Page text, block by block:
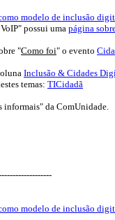
modelo de inclusão
possui uma página
"Como foi" o evento
Inclusão & Cidades
temas: TICidadã
informais" da ComUnidade.
modelo de inclusão